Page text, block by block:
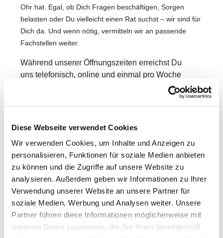
Diese Webseite verwendet Cookies
Wir verwenden Cookies, um Inhalte und Anzeigen zu
personalisieren, Funktionen für soziale Medien anbieten
zu können und die Zugriffe auf unsere Website zu
analysieren. Außerdem geben wir Informationen zu Ihrer
Verwendung unserer Website an unsere Partner für
soziale Medien, Werbung und Analysen weiter. Unsere
Partner führen diese Informationen möglicherweise mit
weiteren Daten zusammen, die Sie ihnen bereitgestellt
Ohr hat. Egal, ob Dich Fragen beschäftigen, Sorgen
belasten oder Du vielleicht einen Rat suchst – wir sind für
Dich da. Und wenn nötig, vermitteln wir an passende
Fachstellen weiter.
Während unserer Öffnungszeiten erreichst Du
uns telefonisch, online und einmal pro Woche
persönlich vor Ort. Für den persönlichen Kontakt
Bürgerhaus Niederklein,
Wir freuen uns auf Dich!